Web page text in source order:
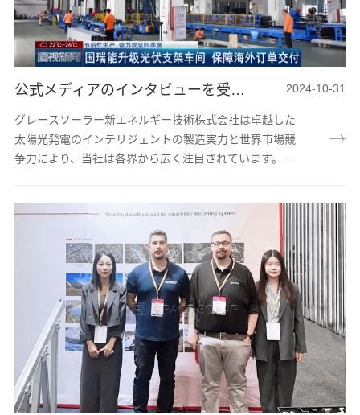
公式メディアのインタビューを受け|グレースソーラーの太陽光発電インテリジェンスによりの新しい優姿 2024-10-31
グレースソーラー新エネルギー技術株式会社は卓越した
太陽光発電のインテリジェントの製造実力と世界市場競
争力により、当社は各界から広く注目されています。10
新の成果と将来の展望を紹介しました。グレースソーラ
ーは、太陽光発電技術に特化したハイテク企業として、
品質、イノベーション、インテリジェンスに常にこだわ
っています。グレースソーラーの生産工場では、自動圧
延機と大型レーザー装置が効率的に稼動し、高速炭素...